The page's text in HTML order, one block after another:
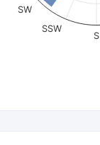
S
SSW
SW